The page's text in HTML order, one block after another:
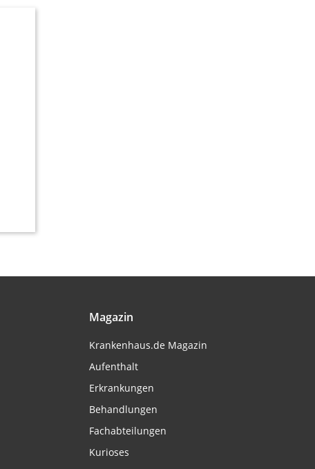
Magazin
Krankenhaus.de Magazin
Aufenthalt
Erkrankungen
Behandlungen
Fachabteilungen
Kurioses